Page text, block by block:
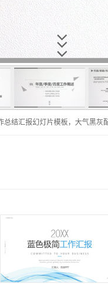
结汇报幻灯片模板，大气黑灰